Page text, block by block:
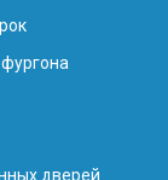
дверей